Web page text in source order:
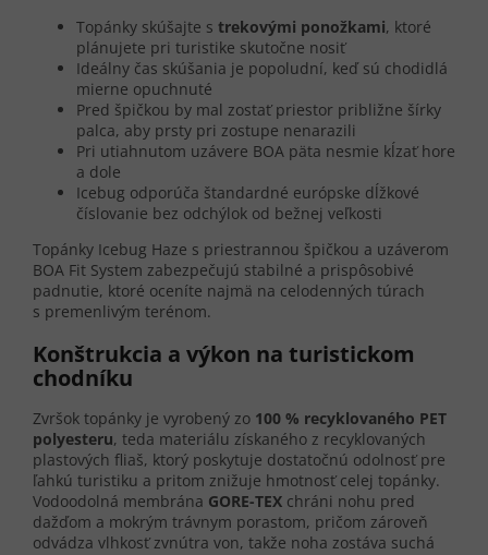
Topánky skúšajte s trekovými ponožkami, ktoré
plánujete pri turistike skutočne nosiť
Ideálny čas skúšania je popoludní, keď sú chodidlá
mierne opuchnuté
Pred špičkou by mal zostať priestor približne šírky
palca, aby prsty pri zostupe nenarazili
Pri utiahnutom uzávere BOA päta nesmie kĺzať hore
a dole
Icebug odporúča štandardné európske dĺžkové
číslovanie bez odchýlok od bežnej veľkosti
Topánky Icebug Haze s priestrannou špičkou a uzáverom
BOA Fit System zabezpečujú stabilné a prispôsobivé
padnutie, ktoré oceníte najmä na celodenných túrach
s premenlivým terénom.
Konštrukcia a výkon na turistickom
chodníku
Zvršok topánky je vyrobený zo 100 % recyklovaného PET
polyesteru, teda materiálu získaného z recyklovaných
plastových fliaš, ktorý poskytuje dostatočnú odolnosť pre
ľahkú turistiku a pritom znižuje hmotnosť celej topánky.
Vodoodolná membrána GORE-TEX chráni nohu pred
dažďom a mokrým trávnym porastom, pričom zároveň
odvádza vlhkosť zvnútra von, takže noha zostáva suchá